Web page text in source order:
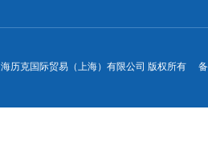
海历克国际贸易（上海）有限公司 版权所有